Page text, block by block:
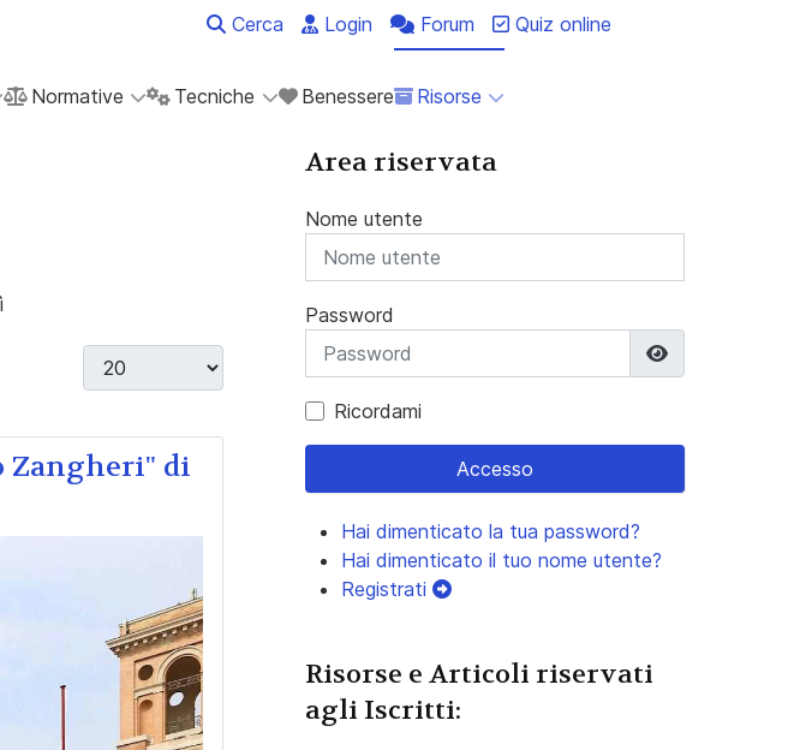
Cerca Login Forum Quiz online
Normative Tecniche Benessere Risorse
Visualizza #
Zangheri" di
Area riservata
Nome utente
Password
Ricordami
Accesso
Hai dimenticato la tua password?
Hai dimenticato il tuo nome utente?
Registrati
Risorse e Articoli riservati
agli Iscritti: